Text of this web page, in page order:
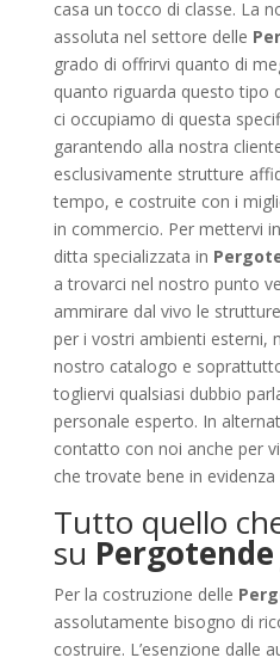
casa un tocco di classe. La
assoluta nel settore delle
grado di offrirvi quanto di
quanto riguarda questo tipo
ci occupiamo di questa
garantendo alla nostra
esclusivamente strutture
tempo, e costruite con i
in commercio. Per mettervi
ditta specializzata in
a trovarci nel nostro punto
ammirare dal vivo le
per i vostri ambienti esterni,
nostro catalogo e
togliervi qualsiasi dubbio
personale esperto. In
contatto con noi anche per
che trovate bene in
Tutto quello
su Pergotende
Per la costruzione delle
assolutamente bisogno di
costruire. L’esenzione dalle